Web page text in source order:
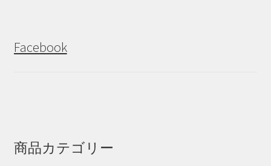
Facebook
商品カテゴリー